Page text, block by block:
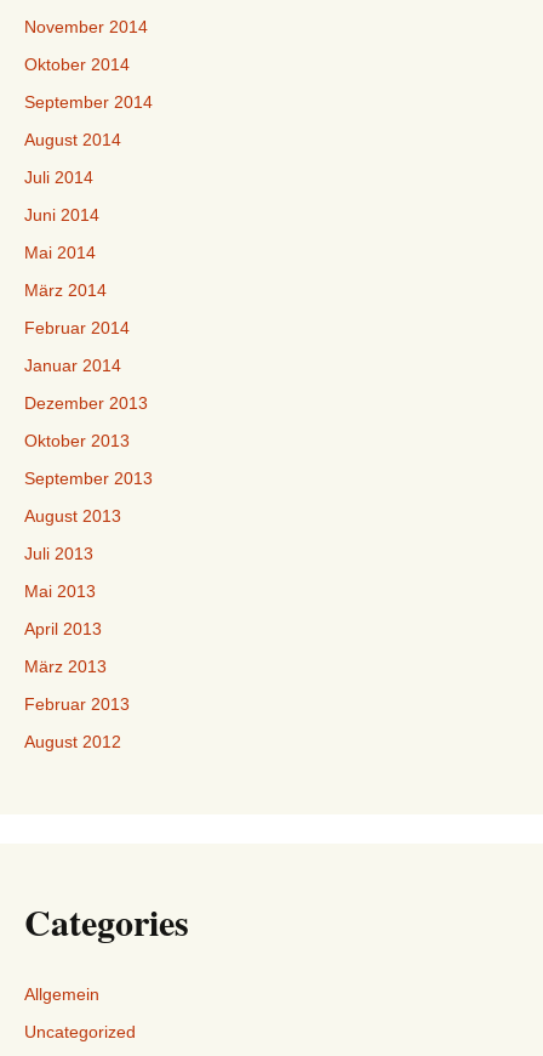
November 2014
Oktober 2014
September 2014
August 2014
Juli 2014
Juni 2014
Mai 2014
März 2014
Februar 2014
Januar 2014
Dezember 2013
Oktober 2013
September 2013
August 2013
Juli 2013
Mai 2013
April 2013
März 2013
Februar 2013
August 2012
Categories
Allgemein
Uncategorized